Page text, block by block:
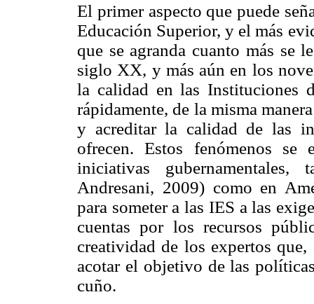
El primer aspecto que puede
Educación Superior, y el más
que se agranda cuanto más se
siglo XX, y más aún en los
la calidad en las Instituciones
rápidamente, de la misma
y acreditar la calidad de las
ofrecen. Estos fenómenos
iniciativas
Andresani, 2009) como en
para someter a las IES a las
cuentas por los recursos
creatividad de los expertos que,
acotar el objetivo de las
cuño.